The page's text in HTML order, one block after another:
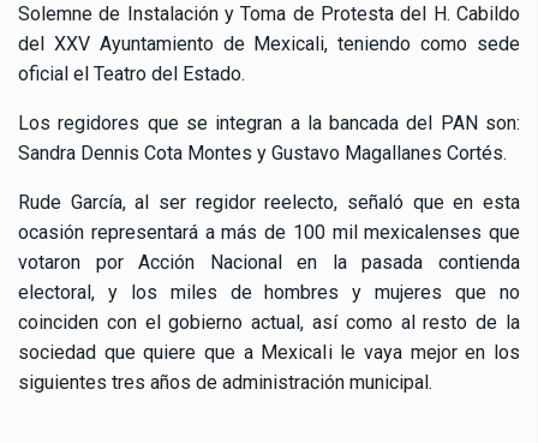
Solemne de Instalación y Toma de Protesta del H. Cabildo
del XXV Ayuntamiento de Mexicali, teniendo como sede
oficial el Teatro del Estado.
Los regidores que se integran a la bancada del PAN son:
Sandra Dennis Cota Montes y Gustavo Magallanes Cortés.
Rude García, al ser regidor reelecto, señaló que en esta
ocasión representará a más de 100 mil mexicalenses que
votaron por Acción Nacional en la pasada contienda
electoral, y los miles de hombres y mujeres que no
coinciden con el gobierno actual, así como al resto de la
sociedad que quiere que a Mexicali le vaya mejor en los
siguientes tres años de administración municipal.